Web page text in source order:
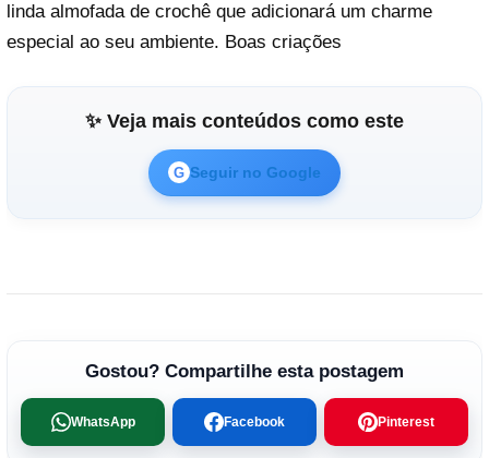
linda almofada de crochê que adicionará um charme
especial ao seu ambiente. Boas criações
✨ Veja mais conteúdos como este
G Seguir no Google
Gostou? Compartilhe esta postagem
WhatsApp Facebook Pinterest